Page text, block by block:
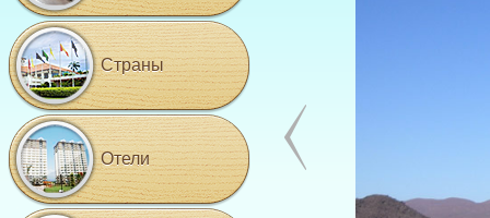
Страны
Отели